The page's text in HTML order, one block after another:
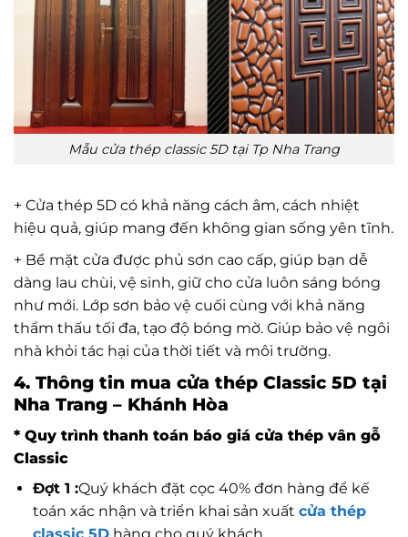
Mẫu cửa thép classic 5D tại Tp Nha Trang
+ Cửa thép 5D có khả năng cách âm, cách nhiệt
hiệu quả, giúp mang đến không gian sống yên tĩnh.
+ Bề mặt cửa được phủ sơn cao cấp, giúp bạn dễ
dàng lau chùi, vệ sinh, giữ cho cửa luôn sáng bóng
như mới. Lớp sơn bảo vệ cuối cùng với khả năng
thẩm thấu tối đa, tạo độ bóng mờ. Giúp bảo vệ ngôi
nhà khỏi tác hại của thời tiết và môi trường.
4. Thông tin mua cửa thép Classic 5D tại
Nha Trang – Khánh Hòa
* Quy trình thanh toán báo giá cửa thép vân gỗ
Classic
Đợt 1 :Quý khách đặt cọc 40% đơn hàng để kế
toán xác nhận và triển khai sản xuất cửa thép